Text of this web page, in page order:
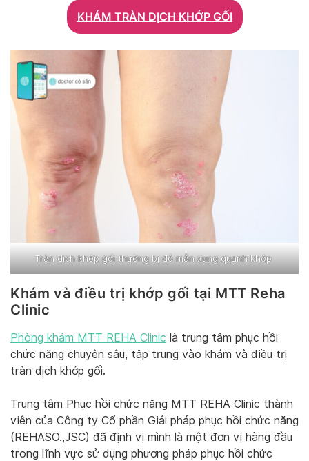
KHÁM TRÀN DỊCH KHỚP GỐI
Tràn dịch khớp gối thường bị đỏ mẫn xung quanh khớp
Khám và điều trị khớp gối tại MTT Reha
Clinic
Phòng khám MTT REHA Clinic là trung tâm phục hồi
chức năng chuyên sâu, tập trung vào khám và điều trị
tràn dịch khớp gối.
Trung tâm Phục hồi chức năng MTT REHA Clinic thành
viên của Công ty Cổ phần Giải pháp phục hồi chức năng
(REHASO.,JSC) đã định vị mình là một đơn vị hàng đầu
trong lĩnh vực sử dụng phương pháp phục hồi chức